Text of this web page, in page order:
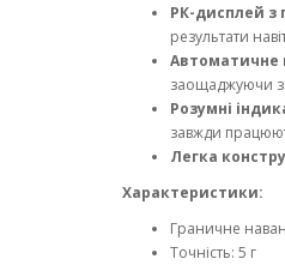
РК-дисплей з
результати
Автоматичне
заощаджуючи
Розумні
завжди
Легка
Характеристики:
Граничне
Точність: 5 г